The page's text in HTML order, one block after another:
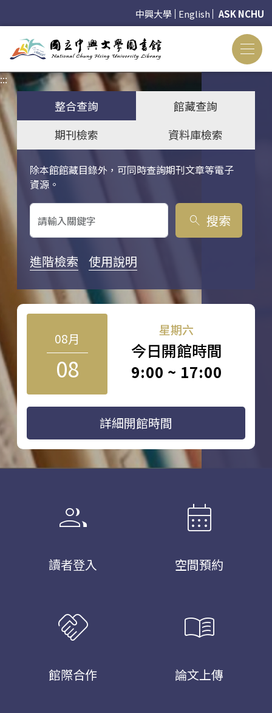
中興大學 English ASK NCHU
:::
整合查詢
館藏查詢
期刊檢索
資料庫檢索
除本館館藏目錄外，可同時查詢期刊文章等電子
資源。
關鍵字搜尋
search 搜索
進階檢索 使用說明
08月
08
星期六
今日開館時間
9:00 ~ 17:00
詳細開館時間
group
讀者登入
calendar_month
空間預約
handshake
館際合作
menu_book
論文上傳